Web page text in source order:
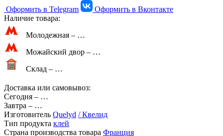
Оформить в Telegram
Оформить в Вконтакте
Наличие товара:
Молодежная – …
Можайский двор – …
Склад – …
Доставка или самовывоз:
Сегодня – …
Завтра – …
Изготовитель Quelyd / Квелид
Тип продукта клей
Страна производства товара Франция